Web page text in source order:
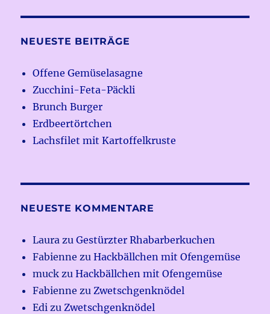
NEUESTE BEITRÄGE
Offene Gemüselasagne
Zucchini-Feta-Päckli
Brunch Burger
Erdbeertörtchen
Lachsfilet mit Kartoffelkruste
NEUESTE KOMMENTARE
Laura zuGestürzter Rhabarberkuchen
Fabienne zuHackbällchen mit Ofengemüse
muck zuHackbällchen mit Ofengemüse
Fabienne zu Zwetschgenknödel
Edi zu Zwetschgenknödel